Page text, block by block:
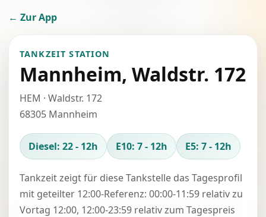
← Zur App
TANKZEIT STATION
Mannheim, Waldstr. 172
HEM · Waldstr. 172
68305 Mannheim
Diesel: 22 - 12h E10: 7 - 12h E5: 7 - 12h
Tankzeit zeigt für diese Tankstelle das Tagesprofil
mit geteilter 12:00-Referenz: 00:00-11:59 relativ zu
Vortag 12:00, 12:00-23:59 relativ zum Tagespreis